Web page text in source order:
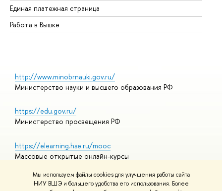
Мы используем файлы cookies для улучшения работы сайта
НИУ ВШЭ и большего удобства его использования. Более
Единая платежная страница
Работа в Вышке
http://www.minobrnauki.gov.ru/
Министерство науки и высшего образования РФ
https://edu.gov.ru/
Министерство просвещения РФ
https://elearning.hse.ru/mooc
Массовые открытые онлайн-курсы